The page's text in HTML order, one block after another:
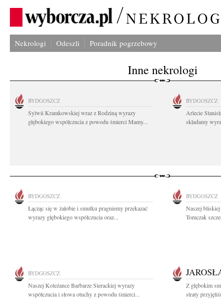
Nekrologi Odeszli Poradnik pogrzebowy
Inne nekrologi
BYDGOSZCZ
Sylwii Kramkowskiej wraz z Rodziną wyrazy
głębokiego współczucia z powodu śmierci Mamy...
BYDGOSZCZ
Arlecie
składamy
BYDGOSZCZ
Łącząc się w żałobie i smutku pragniemy przekazać
wyrazy głębokiego współczucia oraz...
BYDGOSZCZ
Naszej
Tomczak
BYDGOSZCZ
Naszej Koleżance Barbarze Sierackiej wyrazy
współczucia i słowa otuchy z powodu śmierci...
Z głębokim
straty